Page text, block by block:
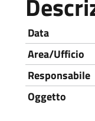
Data
Area/Ufficio
Responsabile
Oggetto